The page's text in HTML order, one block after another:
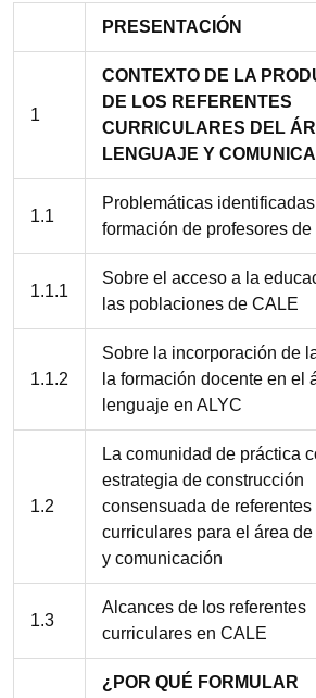
PRESENTACIÓN
1
CONTEXTO DE LA
DE LOS REFERENTES
CURRICULARES DEL
LENGUAJE Y
1.1
Problemáticas
formación de profesores
1.1.1
Sobre el acceso a la
las poblaciones de CALE
1.1.2
Sobre la incorporación de
la formación docente en el
lenguaje en ALYC
1.2
La comunidad de práctica
estrategia de construcción
consensuada de referentes
curriculares para el área
y comunicación
1.3
Alcances de los referentes
curriculares en CALE
¿POR QUÉ FORMULAR